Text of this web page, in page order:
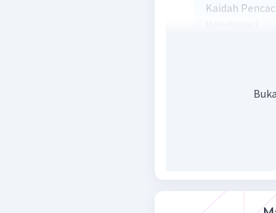
Kaidah
Becak B = 2